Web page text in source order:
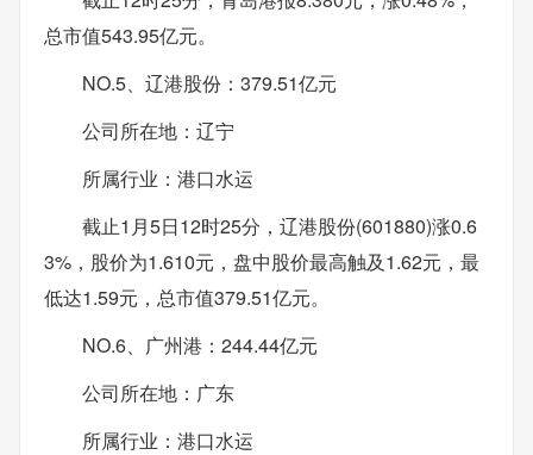
总市值543.95亿元。
NO.5、辽港股份：379.51亿元
公司所在地：辽宁
所属行业：港口水运
截止1月5日12时25分，辽港股份(601880)涨0.6
3%，股价为1.610元，盘中股价最高触及1.62元，最
低达1.59元，总市值379.51亿元。
NO.6、广州港：244.44亿元
公司所在地：广东
所属行业：港口水运